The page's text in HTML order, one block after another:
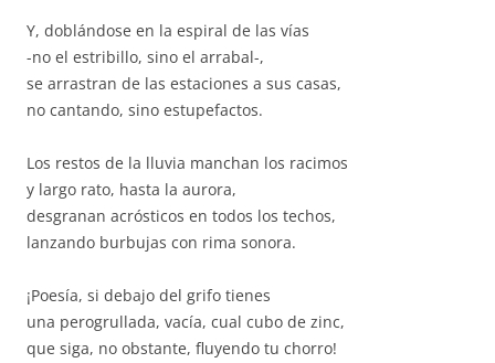
Y, doblándose en la espiral de las vías
-no el estribillo, sino el arrabal-,
se arrastran de las estaciones a sus casas,
no cantando, sino estupefactos.
Los restos de la lluvia manchan los racimos
y largo rato, hasta la aurora,
desgranan acrósticos en todos los techos,
lanzando burbujas con rima sonora.
¡Poesía, si debajo del grifo tienes
una perogrullada, vacía, cual cubo de zinc,
que siga, no obstante, fluyendo tu chorro!